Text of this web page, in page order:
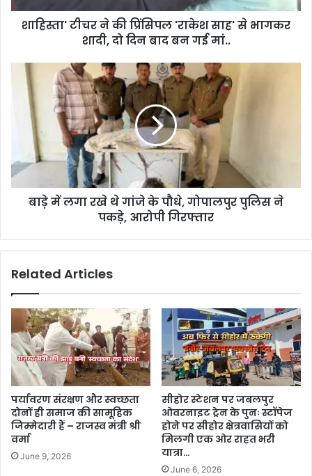
शाहिस्ता' टीचर ने की प्रिंसिपल 'राकेश साह' से भागकर
शादी, दो दिन बाद बन गई मां..
बाड़े में लगा रखे थे गांजे के पौधे, गोपालपुर पुलिस ने
पकड़े, आरोपी गिरफ्तार
Related Articles
पर्यावरण संरक्षण और स्वच्छता
दोनों ही समाज की सामूहिक
जिम्मेदारी हैं – राजस्व मंत्री श्री
वर्मा
June 9, 2026
सीहोर स्टेशन पर जबलपुर
ओवरनाइट ट्रेन के पुनः स्टॉपेज
होने पर सीहोर क्षेत्रवासियों को
मिलगी एक ओर राहत भरी
यात्रा…
June 6, 2026